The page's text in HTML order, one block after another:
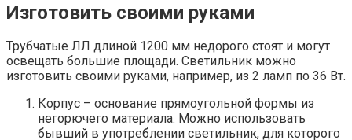
Изготовить своими руками
Трубчатые ЛЛ длиной 1200 мм недорого стоят и могут
освещать большие площади. Светильник можно
изготовить своими руками, например, из 2 ламп по 36 Вт.
Корпус – основание прямоугольной формы из
негорючего материала. Можно использовать
бывший в употреблении светильник, для которого